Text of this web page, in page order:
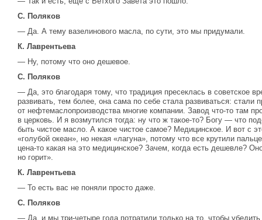
С. Поляков
— Да. А тему вазелинового масла, по сути, это мы придумали.
К. Лаврентьева
— Ну, потому что оно дешевое.
С. Поляков
— Да, это благодаря тому, что традиция пресеклась в советское
развивать, тем более, она сама по себе стала развиваться: стали
от нефтемаслопроизводства многие компании. Завод что-то там
в церковь. И я возмутился тогда: ну что ж такое-то? Богу — что
быть чистое масло. А какое чистое самое? Медицинское. И вот с
«голубой океан», но некая «лагуна», потому что все крутили
цена-то какая на это медицинское? Зачем, когда есть дешевле?
но горит».
К. Лаврентьева
— То есть вас не поняли просто даже.
С. Поляков
— Да, и мы три-четыре года потратили только на то, чтобы